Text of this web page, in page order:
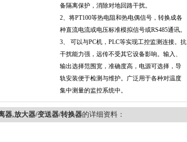
备隔离保护，消除对地回路干扰。
2、将PT100等热电阻和热电偶信号，转换成各
种直流电流或电压标准模拟信号或RS485通讯。
3、 可以与PC机，PLC等实现工控监测连接。抗
干扰能力强，远传不受其它设备影响。输入、
输出选择范围宽，准确度高，电源可选择，导
轨安装便于检测与维护。广泛用于各种对温度
集中测量的监控系统中。
器,放大器/变送器/转换器的详细资料：